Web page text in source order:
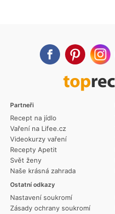
Partneři
Recept na jídlo
Vaření na Lifee.cz
Videokurzy vaření
Recepty Apetit
Svět ženy
Naše krásná zahrada
Ostatní odkazy
Nastavení soukromí
Zásady ochrany soukromí